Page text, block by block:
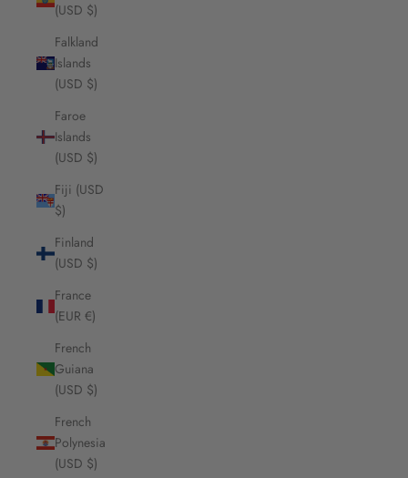
(USD $)
Falkland
Islands
(USD $)
Faroe
Islands
(USD $)
Fiji (USD
$)
Finland
(USD $)
France
(EUR €)
French
Guiana
(USD $)
French
Polynesia
(USD $)